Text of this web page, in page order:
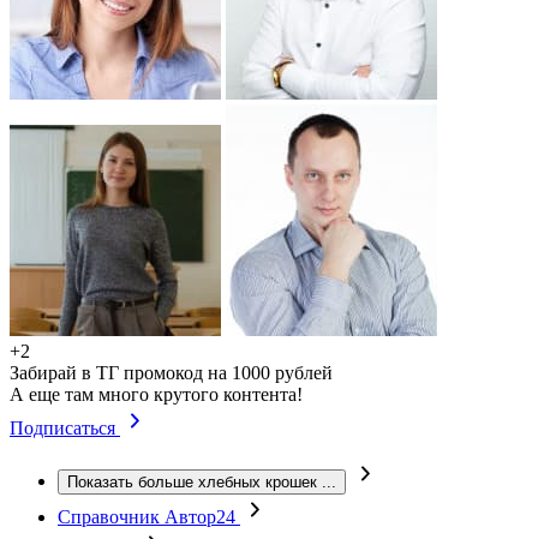
+2
Забирай в ТГ промокод на 1000 рублей
А еще там много крутого контента!
Подписаться
Показать больше хлебных крошек ...
Справочник Автор24